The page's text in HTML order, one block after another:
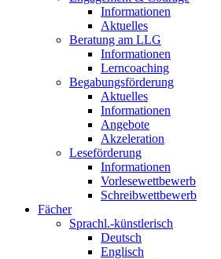
Informationen
Aktuelles
Beratung am LLG
Informationen
Lerncoaching
Begabungsförderung
Aktuelles
Informationen
Angebote
Akzeleration
Leseförderung
Informationen
Vorlesewettbewerb
Schreibwettbewerb
Fächer
Sprachl.-künstlerisch
Deutsch
Englisch